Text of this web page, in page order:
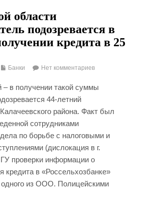
области
подозревается в
кредита в 25
Банки Нет комментариев
– в получении такой суммы
44-летний
района. Факт был
сотрудниками
по борьбе с налоговыми и
(дислокация в г.
проверки информации о
кредита в «Россельхозбанке»
из ООО. Полицейскими